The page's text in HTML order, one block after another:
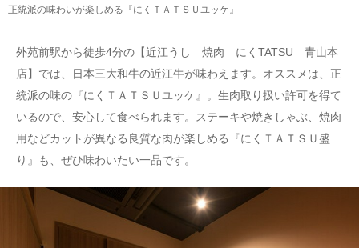
正統派の味わいが楽しめる『にくＴＡＴＳＵユッケ』
外苑前駅から徒歩4分の【近江うし 焼肉 にくTATSU 青山本
店】では、日本三大和牛の近江牛が味わえます。オススメは、正
統派の味の『にくＴＡＴＳＵユッケ』。生肉取り扱い許可を得て
いるので、安心して食べられます。ステーキや焼きしゃぶ、焼肉
用などカットが異なる良質な肉が楽しめる『にくＴＡＴＳＵ盛
り』も、ぜひ味わいたい一品です。